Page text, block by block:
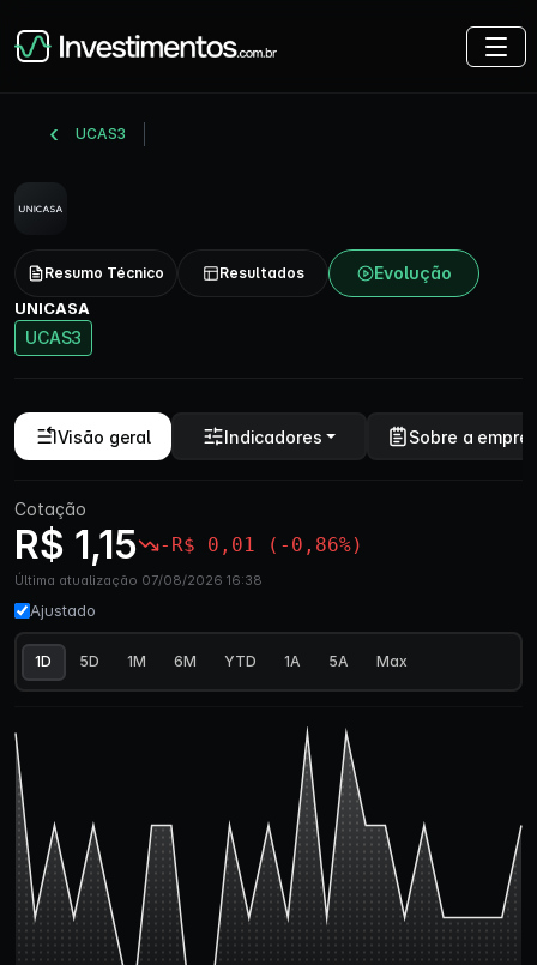
UCAS3
Resumo Técnico Resultados Evolução
UNICASA
UCAS3
Visão geral Indicadores Sobre a
Cotação
R$ 1,15 -R$ 0,01 (-0,86%)
Última atualização 07/08/2026 16:38
Ajustado
1D 5D 1M 6M YTD 1A 5A Max